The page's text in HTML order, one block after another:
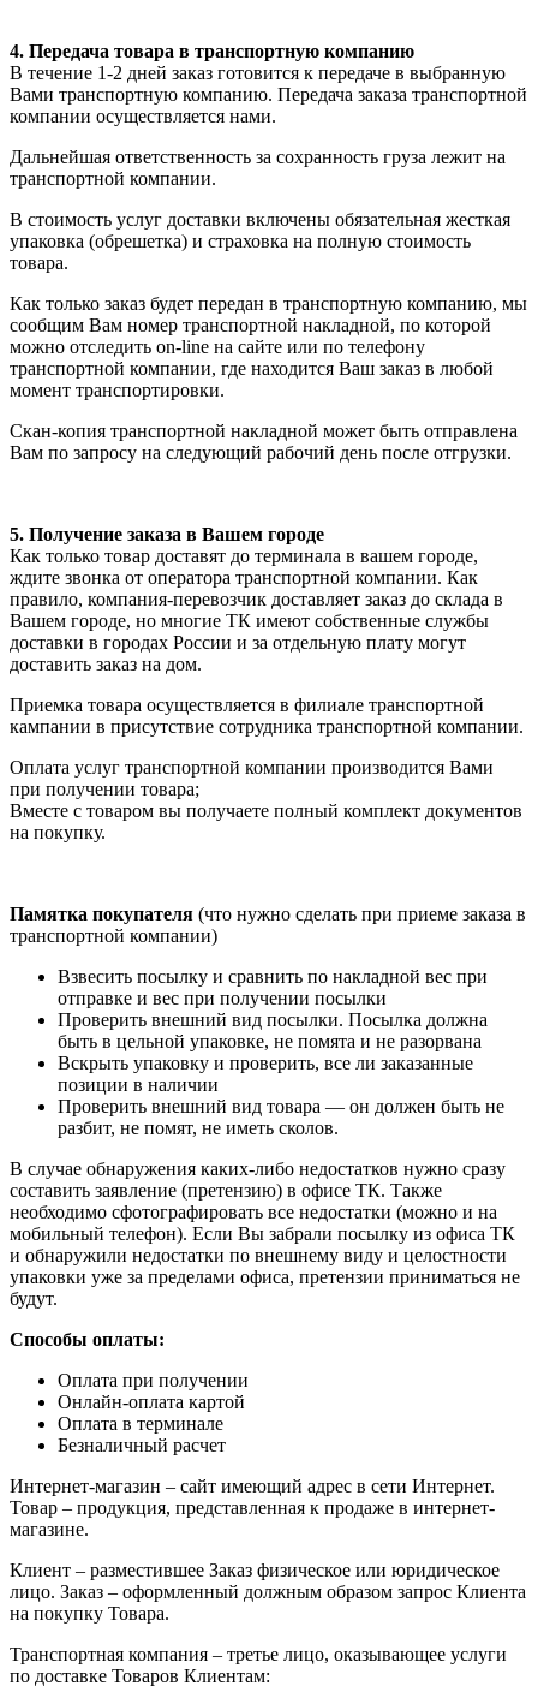
4. Передача товара в транспортную компанию
В течение 1-2 дней заказ готовится к передаче в выбранную
Вами транспортную компанию. Передача заказа транспортной
компании осуществляется нами.
Дальнейшая ответственность за сохранность груза лежит на
транспортной компании.
В стоимость услуг доставки включены обязательная жесткая
упаковка (обрешетка) и страховка на полную стоимость
товара.
Как только заказ будет передан в транспортную компанию, мы
сообщим Вам номер транспортной накладной, по которой
можно отследить on-line на сайте или по телефону
транспортной компании, где находится Ваш заказ в любой
момент транспортировки.
Скан-копия транспортной накладной может быть отправлена
Вам по запросу на следующий рабочий день после отгрузки.
5. Получение заказа в Вашем городе
Как только товар доставят до терминала в вашем городе,
ждите звонка от оператора транспортной компании. Как
правило, компания-перевозчик доставляет заказ до склада в
Вашем городе, но многие ТК имеют собственные службы
доставки в городах России и за отдельную плату могут
доставить заказ на дом.
Приемка товара осуществляется в филиале транспортной
кампании в присутствие сотрудника транспортной компании.
Оплата услуг транспортной компании производится Вами
при получении товара;
Вместе с товаром вы получаете полный комплект документов
на покупку.
Памятка покупателя (что нужно сделать при приеме заказа в
транспортной компании)
Взвесить посылку и сравнить по накладной вес при
отправке и вес при получении посылки
Проверить внешний вид посылки. Посылка должна
быть в цельной упаковке, не помята и не разорвана
Вскрыть упаковку и проверить, все ли заказанные
позиции в наличии
Проверить внешний вид товара — он должен быть не
разбит, не помят, не иметь сколов.
В случае обнаружения каких-либо недостатков нужно сразу
составить заявление (претензию) в офисе ТК. Также
необходимо сфотографировать все недостатки (можно и на
мобильный телефон). Если Вы забрали посылку из офиса ТК
и обнаружили недостатки по внешнему виду и целостности
упаковки уже за пределами офиса, претензии приниматься не
будут.
Способы оплаты:
Оплата при получении
Онлайн-оплата картой
Оплата в терминале
Безналичный расчет
Интернет-магазин – сайт имеющий адрес в сети Интернет.
Товар – продукция, представленная к продаже в интернет-
магазине.
Клиент – разместившее Заказ физическое или юридическое
лицо. Заказ – оформленный должным образом запрос Клиента
на покупку Товара.
Транспортная компания – третье лицо, оказывающее услуги
по доставке Товаров Клиентам: